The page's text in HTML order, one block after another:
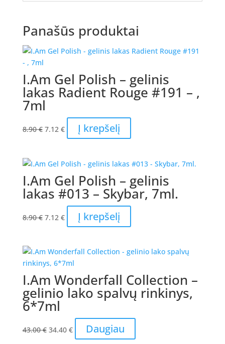
Panašūs produktai
I.Am Gel Polish – gelinis
lakas Radient Rouge #191 – ,
7ml
8.90€ Original
8.90 €.
7.12 €Current
price
7.12 €.
Į krepšelį
I.Am Gel Polish – gelinis
lakas #013 – Skybar, 7ml.
8.90€ Original
8.90 €.
7.12 €Current
price
7.12 €.
Į krepšelį
I.Am Wonderfall Collection –
gelinio lako spalvų rinkinys,
6*7ml
43.00€ Original
34.40 €Current
price
Daugiau